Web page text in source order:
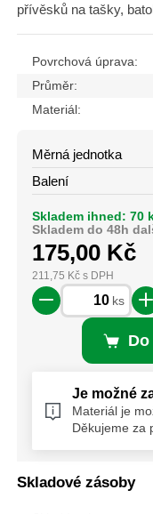
přívěsků na tašky,
Povrchová úprava:
Průměr:
Materiál:
Měrná jednotka
Balení
Skladem ihned: 70
Skladem do 48h
175,00 Kč
211,75 Kčs DPH
ks
Je možné
Materiál je
Děkujeme za
Skladové zásoby